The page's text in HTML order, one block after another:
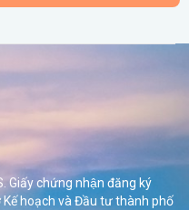
Giấy chứng nhận đăng ký
Kế hoạch và Đầu tư thành phố